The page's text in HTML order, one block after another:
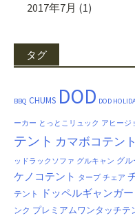
2017年7月 (1)
タグ
BBQ CHUMS DOD DOD
ーカー とっとこリュック アヒージ
テント カマボコテン
ッドラックソファ グルキャン グ
ケノコテント タープ チェア
テント ドッペルギャンガー
ンク プレミアムワンタッチテ